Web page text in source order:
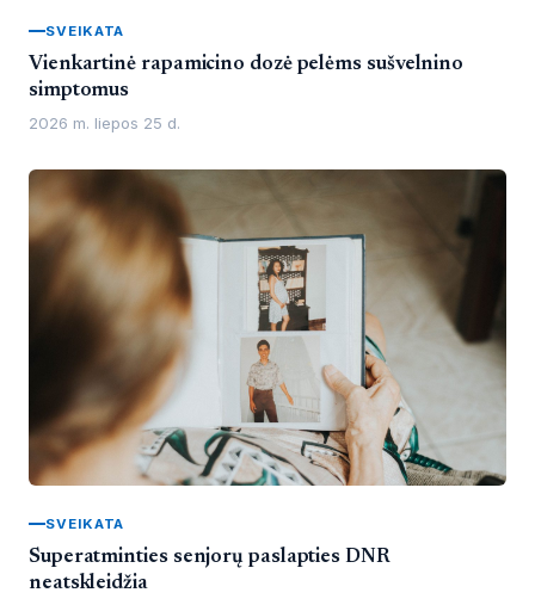
SVEIKATA
Vienkartinė rapamicino dozė pelėms sušvelnino
simptomus
2026 m. liepos 25 d.
SVEIKATA
Superatminties senjorų paslapties DNR
neatskleidžia